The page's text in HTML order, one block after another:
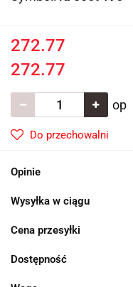
272.77
272.77
op
Do przechowalni
Opinie
Wysyłka w ciągu
Cena przesyłki
Dostępność